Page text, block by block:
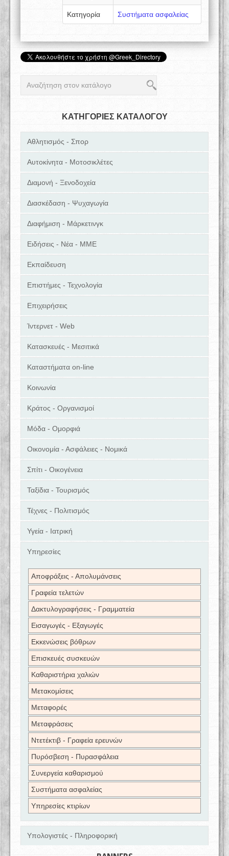
Κατηγορία Συστήματα ασφαλείας
ΚΑΤΗΓΟΡΙΕΣ ΚΑΤΑΛΟΓΟΥ
Αθλητισμός - Σπορ
Αυτοκίνητα - Μοτοσικλέτες
Διαμονή - Ξενοδοχεία
Διασκέδαση - Ψυχαγωγία
Διαφήμιση - Μάρκετινγκ
Ειδήσεις - Νέα - ΜΜΕ
Εκπαίδευση
Επιστήμες - Τεχνολογία
Επιχειρήσεις
Ίντερνετ - Web
Κατασκευές - Μεσιτικά
Καταστήματα on-line
Κοινωνία
Κράτος - Οργανισμοί
Μόδα - Ομορφιά
Οικονομία - Ασφάλειες - Νομικά
Σπίτι - Οικογένεια
Ταξίδια - Τουρισμός
Τέχνες - Πολιτισμός
Υγεία - Ιατρική
Υπηρεσίες
Αποφράξεις - Απολυμάνσεις
Γραφεία τελετών
Δακτυλογραφήσεις - Γραμματεία
Εισαγωγές - Εξαγωγές
Εκκενώσεις βόθρων
Επισκευές συσκευών
Καθαριστήρια χαλιών
Μετακομίσεις
Μεταφορές
Μεταφράσεις
Ντετέκτιβ - Γραφεία ερευνών
Πυρόσβεση - Πυρασφάλεια
Συνεργεία καθαρισμού
Συστήματα ασφαλείας
Υπηρεσίες κτιρίων
Υπολογιστές - Πληροφορική